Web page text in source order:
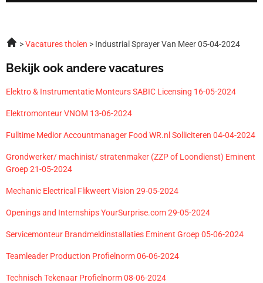
Vacatures tholen Industrial Sprayer Van Meer 05-04-2024
Bekijk ook andere vacatures
Elektro & Instrumentatie Monteurs SABIC Licensing 16-05-2024
Elektromonteur VNOM 13-06-2024
Fulltime Medior Accountmanager Food WR.nl Solliciteren 04-04-2024
Grondwerker/ machinist/ stratenmaker (ZZP of Loondienst) Eminent
Groep 21-05-2024
Mechanic Electrical Flikweert Vision 29-05-2024
Openings and Internships YourSurprise.com 29-05-2024
Servicemonteur Brandmeldinstallaties Eminent Groep 05-06-2024
Teamleader Production Profielnorm 06-06-2024
Technisch Tekenaar Profielnorm 08-06-2024